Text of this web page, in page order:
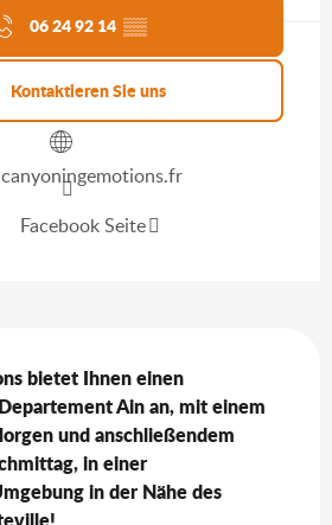
06 24 92 14 ▒▒
Kontaktieren Sie uns
Facebook Seite
bietet Ihnen einen
Ain an, mit einem
und anschließendem
in einer
in der Nähe des